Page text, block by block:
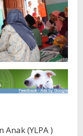
(YLPA )